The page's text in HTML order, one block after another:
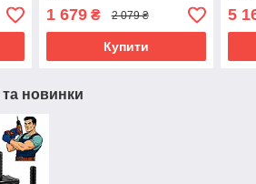
1 679₴ 2 079 ₴
Купити
5
та новинки